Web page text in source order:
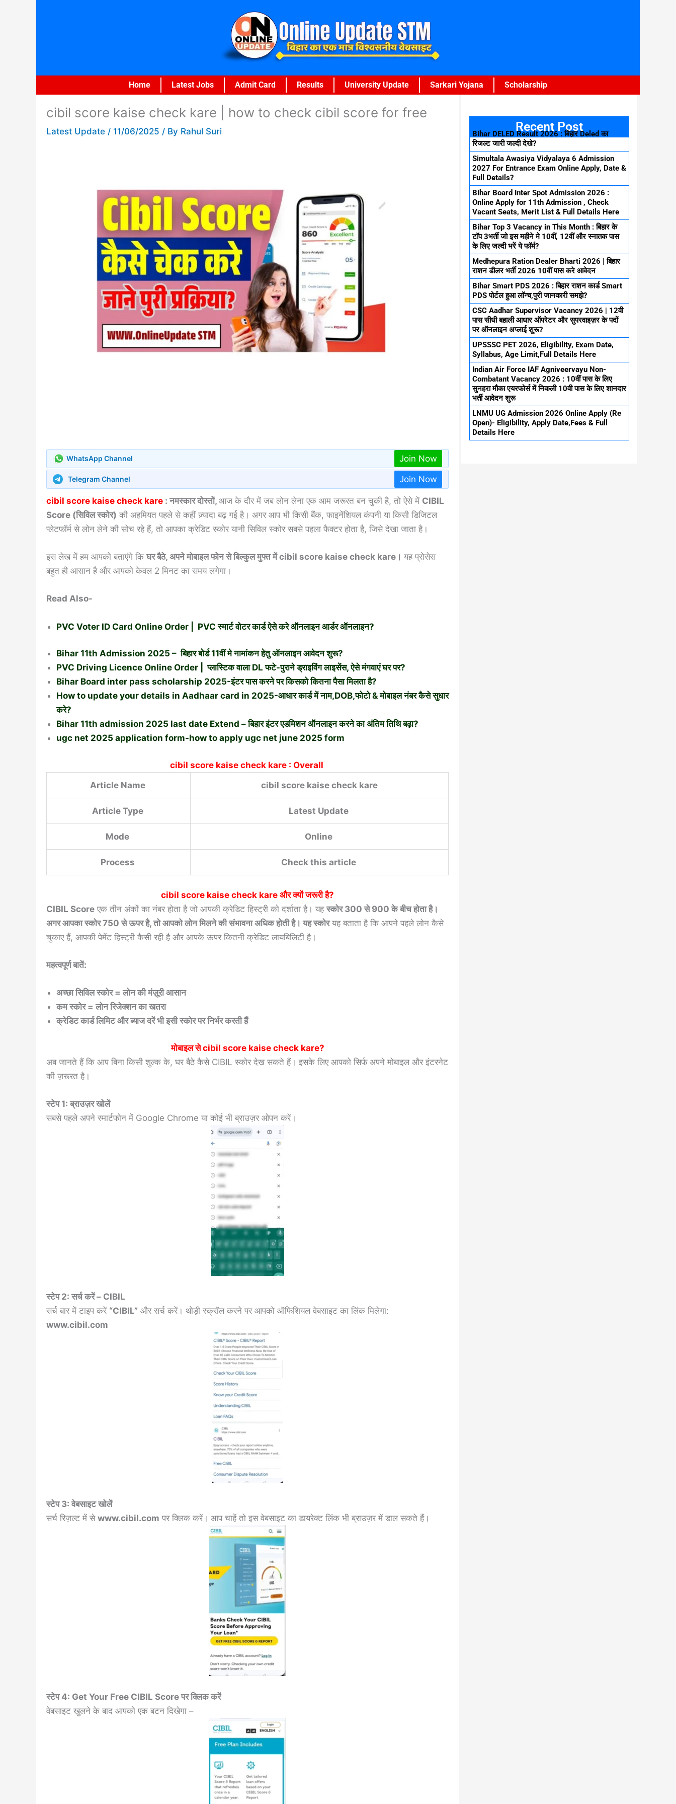
Home Latest Jobs Admit Card Results University Update Sarkari Yojana Scholarship
cibil score kaise check kare | how to check cibil score for free
Latest Update / 11/06/2025 / By Rahul Suri
WhatsApp Channel Join Now
Telegram Channel Join Now
cibil score kaise check kare : नमस्कार दोस्तों, आज के दौर में जब लोन लेना एक आम जरूरत बन चुकी है, तो ऐसे में CIBIL
Score (सिविल स्कोर) की अहमियत पहले से कहीं ज़्यादा बढ़ गई है। अगर आप भी किसी बैंक, फाइनेंशियल कंपनी या किसी डिजिटल
प्लेटफॉर्म से लोन लेने की सोच रहे हैं, तो आपका क्रेडिट स्कोर यानी सिविल स्कोर सबसे पहला फैक्टर होता है, जिसे देखा जाता है।
इस लेख में हम आपको बताएंगे कि घर बैठे, अपने मोबाइल फोन से बिल्कुल मुफ्त में cibil score kaise check kare। यह प्रोसेस
बहुत ही आसान है और आपको केवल 2 मिनट का समय लगेगा।
Read Also-
PVC Voter ID Card Online Order | PVC स्मार्ट वोटर कार्ड ऐसे करे ऑनलाइन आर्डर ऑनलाइन?
Bihar 11th Admission 2025 – बिहार बोर्ड 11वीं मे नामांकन हेतु ऑनलाइन आवेदन शुरू?
PVC Driving Licence Online Order | प्लास्टिक वाला DL फटे-पुराने ड्राइविंग लाइसेंस, ऐसे मंगवाएं घर पर?
Bihar Board inter pass scholarship 2025-इंटर पास करने पर किसको कितना पैसा मिलता है?
How to update your details in Aadhaar card in 2025-आधार कार्ड में नाम,DOB,फोटो & मोबाइल नंबर कैसे सुधार
करे?
Bihar 11th admission 2025 last date Extend – बिहार इंटर एडमिशन ऑनलाइन करने का अंतिम तिथि बढ़ा?
ugc net 2025 application form-how to apply ugc net june 2025 form
cibil score kaise check kare : Overall
Article Name
cibil score kaise check kare
Article Type Latest Update
Mode Online
Process Check this article
cibil score kaise check kare और क्यों जरूरी है?
CIBIL Score एक तीन अंकों का नंबर होता है जो आपकी क्रेडिट हिस्ट्री को दर्शाता है। यह स्कोर 300 से 900 के बीच होता है।
अगर आपका स्कोर 750 से ऊपर है, तो आपको लोन मिलने की संभावना अधिक होती है। यह स्कोरयह बताता है कि आपने पहले लोन कैसे
चुकाए हैं, आपकी पेमेंट हिस्ट्री कैसी रही है और आपके ऊपर कितनी क्रेडिट लायबिलिटी है।
महत्वपूर्ण बातें:
अच्छा सिविल स्कोर = लोन की मंज़ूरी आसान
कम स्कोर = लोन रिजेक्शन का खतरा
क्रेडिट कार्ड लिमिट और ब्याज दरें भी इसी स्कोर पर निर्भर करती हैं
मोबाइल सेcibil score kaise check kare?
अब जानते हैं कि आप बिना किसी शुल्क के, घर बैठे कैसे CIBIL स्कोर देख सकते हैं। इसके लिए आपको सिर्फ अपने मोबाइल और इंटरनेट
की ज़रूरत है।
स्टेप 1: ब्राउज़र खोलें
सबसे पहले अपने स्मार्टफोन में Google Chrome या कोई भी ब्राउज़र ओपन करें।
स्टेप 2: सर्च करें – CIBIL
सर्च बार में टाइप करें “CIBIL” और सर्च करें। थोड़ी स्क्रॉल करने पर आपको ऑफिशियल वेबसाइट का लिंक मिलेगा:
www.cibil.com
स्टेप 3: वेबसाइट खोलें
सर्च रिज़ल्ट में से www.cibil.com पर क्लिक करें। आप चाहें तो इस वेबसाइट का डायरेक्ट लिंक भी ब्राउज़र में डाल सकते हैं।
स्टेप 4: Get Your Free CIBIL Score पर क्लिक करें
वेबसाइट खुलने के बाद आपको एक बटन दिखेगा –
Recent Post
Bihar DELED Result 2026 : बिहार Deled का
रिजल्ट जारी जल्दी देखे?
Simultala Awasiya Vidyalaya 6 Admission
2027 For Entrance Exam Online Apply, Date &
Full Details?
Bihar Board Inter Spot Admission 2026 :
Online Apply for 11th Admission , Check
Vacant Seats, Merit List & Full Details Here
Bihar Top 3 Vacancy in This Month : बिहार के
टॉप 3भर्ती जो इस महीने मे 10वीं, 12वीं और स्नातक पास
के लिए जल्दी भरें ये फॉर्म?
Medhepura Ration Dealer Bharti 2026 | बिहार
राशन डीलर भर्ती 2026 10वीं पास करे आवेदन
Bihar Smart PDS 2026 : बिहार राशन कार्ड Smart
PDS पोर्टल हुआ लॉन्च,पुरी जानकारी समझे?
CSC Aadhar Supervisor Vacancy 2026 | 12वी
पास सीधी बहाली आधार ऑपरेटर और सुपरवाइज़र के पदों
पर ऑनलाइन अप्लाई शुरू?
UPSSSC PET 2026, Eligibility, Exam Date,
Syllabus, Age Limit,Full Details Here
Indian Air Force IAF Agniveervayu Non-
Combatant Vacancy 2026 : 10वीं पास के लिए
सुनहरा मौका एयरफोर्स में निकली 10वी पास के लिए शानदार
भर्ती आवेदन शुरू
LNMU UG Admission 2026 Online Apply (Re
Open)- Eligibility, Apply Date,Fees & Full
Details Here